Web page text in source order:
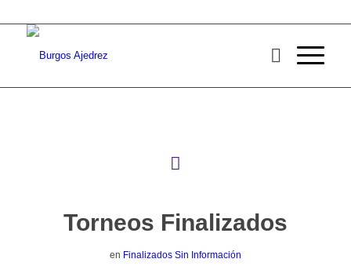
Torneos Finalizados
en Finalizados Sin Información